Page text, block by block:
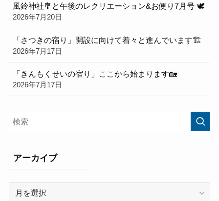
風鈴神社🎐と午後のレクリエーション&お便り7月号 🕊
2026年7月20日
「さつきの宿り」開設に向けて着々と進んでいます🏗️
2026年7月17日
「きんもくせいの宿り」ここから始まります🏡
2026年7月17日
アーカイブ